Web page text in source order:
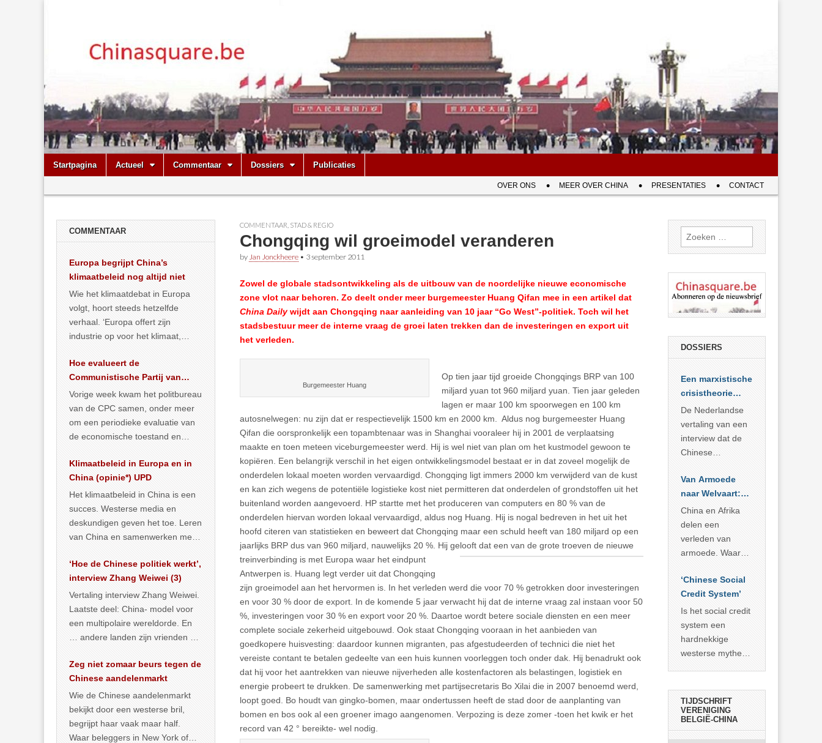
Chinasquare.be
Main
menu
Skip
Startpagina Actueel Commentaar Dossiers Publicaties
menu
OVER ONS MEER OVER CHINA PRESENTATIES CONTACT
COMMENTAAR STAD & REGIO
Chongqing wil groeimodel veranderen
by Jan Jonckheere • 3 september 2011
Zowel de globale stadsontwikkeling als de uitbouw van de noordelijke nieuwe economische
zone vlot naar behoren. Zo deelt onder meer burgemeester Huang Qifan mee in een artikel dat
China Dailywijdt aan Chongqing naar aanleiding van 10 jaar “Go West”-politiek. Toch wil het
stadsbestuur meer de interne vraag de groei laten trekken dan de investeringen en export uit
het verleden.
Burgemeester Huang
Op tien jaar tijd groeide Chongqings BRP van 100
miljard yuan tot 960 miljard yuan. Tien jaar geleden
lagen er maar 100 km spoorwegen en 100 km
autosnelwegen: nu zijn dat er respectievelijk 1500 km en 2000 km. Aldus nog burgemeester Huang
Qifan die oorspronkelijk een topambtenaar was in Shanghai vooraleer hij in 2001 de verplaatsing
maakte en toen meteen viceburgemeester werd. Hij is wel niet van plan om het kustmodel gewoon te
kopiëren. Een belangrijk verschil in het eigen ontwikkelingsmodel bestaat er in dat zoveel mogelijk de
onderdelen lokaal moeten worden vervaardigd. Chongqing ligt immers 2000 km verwijderd van de kust
en kan zich wegens de potentiële logistieke kost niet permitteren dat onderdelen of grondstoffen uit het
buitenland worden aangevoerd. HP startte met het produceren van computers en 80 % van de
onderdelen hiervan worden lokaal vervaardigd, aldus nog Huang. Hij is nogal bedreven in het uit het
hoofd citeren van statistieken en beweert dat Chongqing maar een schuld heeft van 180 miljard op een
jaarlijks BRP dus van 960 miljard, nauwelijks 20 %. Hij gelooft dat een van de grote troeven de nieuwe
treinverbinding is met Europa waar het eindpunt
Antwerpen is. Huang legt verder uit dat Chongqing
zijn groeimodel aan het hervormen is. In het verleden werd die voor 70 % getrokken door investeringen
en voor 30 % door de export. In de komende 5 jaar verwacht hij dat de interne vraag zal instaan voor 50
%, investeringen voor 30 % en export voor 20 %. Daartoe wordt betere sociale diensten en een meer
complete sociale zekerheid uitgebouwd. Ook staat Chongqing vooraan in het aanbieden van
goedkopere huisvesting: daardoor kunnen migranten, pas afgestudeerden of technici die niet het
vereiste contant te betalen gedeelte van een huis kunnen voorleggen toch onder dak. Hij benadrukt ook
dat hij voor het aantrekken van nieuwe nijverheden alle kostenfactoren als belastingen, logistiek en
energie probeert te drukken. De samenwerking met partijsecretaris Bo Xilai die in 2007 benoemd werd,
loopt goed. Bo houdt van gingko-bomen, maar ondertussen heeft de stad door de aanplanting van
bomen en bos ook al een groener imago aangenomen. Verpozing is deze zomer -toen het kwik er het
record van 42 ° bereikte- wel nodig.
COMMENTAAR
Europa begrijpt China’s
klimaatbeleid nog altijd niet
Wie het klimaatdebat in Europa
volgt, hoort steeds hetzelfde
verhaal. ‘Europa offert zijn
industrie op voor het klimaat,
vergroening… >> lees meer
Hoe evalueert de
Communistische Partij van
China de economische
situatie?
Vorige week kwam het politbureau
van de CPC samen, onder meer
om een periodieke evaluatie van
de economische toestand en
publiceerden… >> lees meer
Klimaatbeleid in Europa en in
China (opinie*) UPD
Het klimaatbeleid in China is een
succes. Westerse media en
deskundigen geven het toe. Leren
van China en samenwerken met
… >> lees meer
‘Hoe de Chinese politiek werkt’,
interview Zhang Weiwei (3)
Vertaling interview Zhang Weiwei.
Laatste deel: China- model voor
een multipolaire wereldorde. En
… andere landen zijn vrienden of
Zeg niet zomaar beurs tegen de
Chinese aandelenmarkt
Wie de Chinese aandelenmarkt
bekijkt door een westerse bril,
begrijpt haar vaak maar half.
Waar beleggers in New York of
Zoeken
naar:
DOSSIERS
Een marxistische
crisistheorie
voor vandaag
De Nederlandse
vertaling van een
interview dat de
Chinese
Sociale
Wetenschappen
afnam van de
Britse
marxistische
econoom Michael
zien dat
… >> lees meer
Van Armoede
naar Welvaart:
Wat Afrika kan
leren van
China’s
economisch
China en Afrika
delen een
verleden van
armoede. Waar
voorbije veertig
jaar in slaagde
meer dan 800
miljoen mensen
uit de armoede
… >> lees meer
‘Chinese Social
Credit System’
Is het social credit
system een
hardnekkige
westerse mythe of
TIJDSCHRIFT
VERENIGING
BELGIË-CHINA